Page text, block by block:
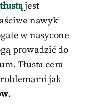
jest
nawyki
w nasycone
prowadzić do
Tłusta cera
jak
.